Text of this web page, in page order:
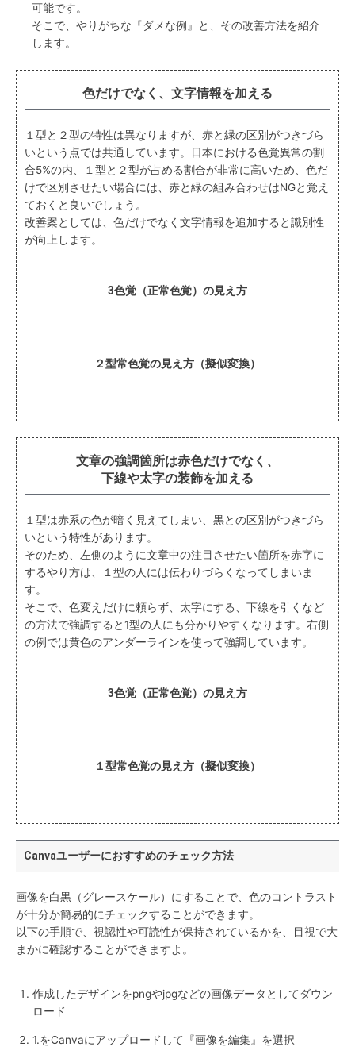
可能です。
そこで、やりがちな『ダメな例』と、その改善方法を紹介
します。
色だけでなく、文字情報を加える
１型と２型の特性は異なりますが、赤と緑の区別がつきづら
いという点では共通しています。日本における色覚異常の割
合5%の内、１型と２型が占める割合が非常に高いため、色だ
けで区別させたい場合には、赤と緑の組み合わせはNGと覚え
ておくと良いでしょう。
改善案としては、色だけでなく文字情報を追加すると識別性
が向上します。
3色覚（正常色覚）の見え方
２型常色覚の見え方（擬似変換）
文章の強調箇所は赤色だけでなく、
下線や太字の装飾を加える
１型は赤系の色が暗く見えてしまい、黒との区別がつきづら
いという特性があります。
そのため、左側のように文章中の注目させたい箇所を赤字に
するやり方は、１型の人には伝わりづらくなってしまいま
す。
そこで、色変えだけに頼らず、太字にする、下線を引くなど
の方法で強調すると1型の人にも分かりやすくなります。右側
の例では黄色のアンダーラインを使って強調しています。
3色覚（正常色覚）の見え方
１型常色覚の見え方（擬似変換）
Canvaユーザーにおすすめのチェック方法
画像を白黒（グレースケール）にすることで、色のコントラスト
が十分か簡易的にチェックすることができます。
以下の手順で、視認性や可読性が保持されているかを、目視で大
まかに確認することができますよ。
作成したデザインをpngやjpgなどの画像データとしてダウン
ロード
1.をCanvaにアップロードして『画像を編集』を選択